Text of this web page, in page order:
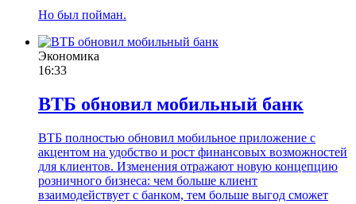
Но был пойман.
Экономика
16:33
ВТБ обновил мобильный банк
ВТБ полностью обновил мобильное приложение с
акцентом на удобство и рост финансовых возможностей
для клиентов. Изменения отражают новую концепцию
розничного бизнеса: чем больше клиент
взаимодействует с банком, тем больше выгод сможет